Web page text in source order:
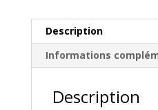
Description
Informations
Description